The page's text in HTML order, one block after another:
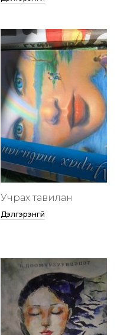
Учрах тавилан
Дэлгэрэнгүй